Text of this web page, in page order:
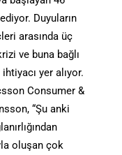
Duyuların
arasında üç
ve buna bağlı
yer alıyor.
Consumer &
“Şu anki
oluşan çok